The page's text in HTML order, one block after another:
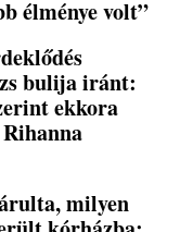
élménye volt”
bulija iránt:
ekkora
milyen